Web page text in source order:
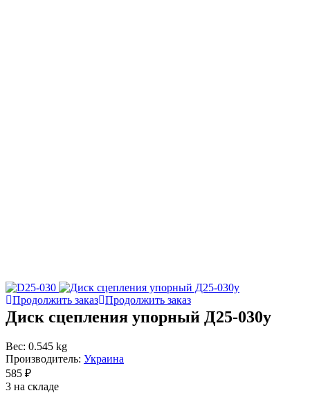
Продолжить заказ Продолжить заказ
Диск сцепления упорный Д25-030у
Вес: 0.545 kg
Производитель: Украина
585 ₽
3 на складе